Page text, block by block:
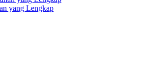
yang Lengkap